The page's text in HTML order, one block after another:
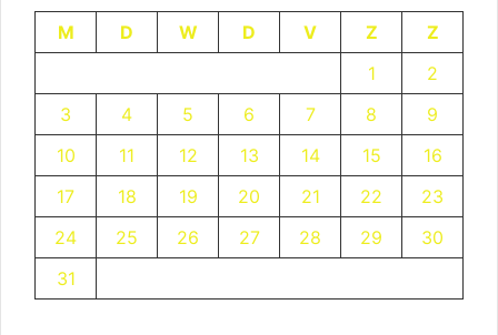
M
D W D V Z
Z
1
2
3
4 5 6 7 8
9
10
11 12 13 14 15
16
17
18 19 20 21 22
23
24
25 26 27 28 29
30
31